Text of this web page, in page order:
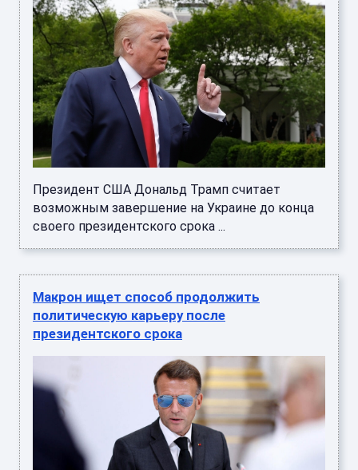
Президент США Дональд Трамп считает
возможным завершение на Украине до конца
своего президентского срока ...
Макрон ищет способ продолжить
политическую карьеру после
президентского срока